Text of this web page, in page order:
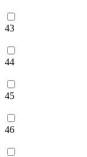
43
44
45
46